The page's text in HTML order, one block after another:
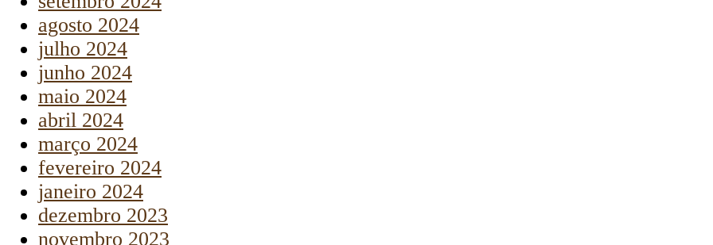
agosto 2024
julho 2024
junho 2024
maio 2024
abril 2024
março 2024
fevereiro 2024
janeiro 2024
dezembro 2023
novembro 2023